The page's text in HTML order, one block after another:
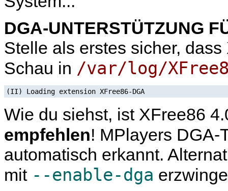
DGA-UNTERSTÜTZUNG
Stelle als erstes sicher,
Schau in /var/log/
(II) Loading extension XFree86-DGA
Wie du siehst, ist XFree86
empfehlen! MPlayers DGA-
automatisch erkannt.
mit --enable-dga